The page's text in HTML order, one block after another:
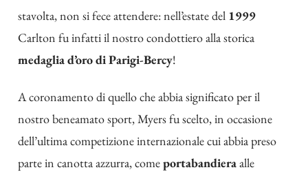
stavolta, non si fece attendere: nell’estate del 1999
Carlton fu infatti il nostro condottiero alla storica
medaglia d’oro di Parigi-Bercy!
A coronamento di quello che abbia significato per il
nostro beneamato sport, Myers fu scelto, in occasione
dell’ultima competizione internazionale cui abbia preso
parte in canotta azzurra, comeportabandieraalle